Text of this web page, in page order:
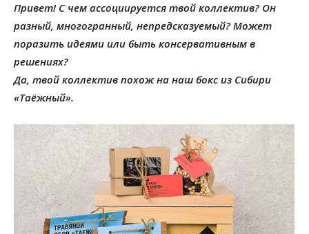
Привет! С чем ассоциируется твой коллектив? Он
разный, многогранный, непредсказуемый? Может
поразить идеями или быть консервативным в
решениях?
Да, твой коллектив похож на наш бокс из Сибири
«Таёжный».